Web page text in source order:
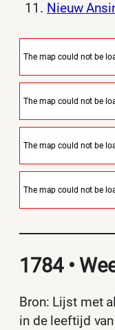
Nieuw
The map could not be
The map could not be
The map could not be
The map could not be
1784 •
Bron: Lijst met
in de leeftijd